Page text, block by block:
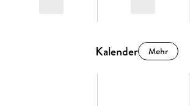
Kalender Mehr